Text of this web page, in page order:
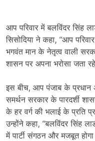
आप परिवार में बलविंदर सिंह
सिसोदिया ने कहा, “आप
भगवंत मान के नेतृत्व वाली
शासन पर अपना भरोसा जता
इस बीच, आप पंजाब के प्रधान
समर्थन सरकार के पारदर्शी
के हर वर्ग की भलाई के प्रति
उन्होंने कहा, “बलविंदर सिंह
में पार्टी संगठन और मजबूत